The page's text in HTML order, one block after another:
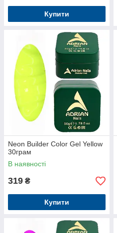
Купити
Neon Builder Color Gel Yellow
30грам
В наявності
319 ₴
Купити